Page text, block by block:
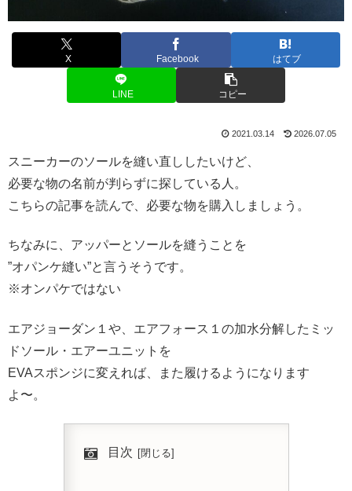
X Facebook はてブ
LINE コピー
2021.03.14 2026.07.05
スニーカーのソールを縫い直ししたいけど、
必要な物の名前が判らずに探している人。
こちらの記事を読んで、必要な物を購入しましょう。
ちなみに、アッパーとソールを縫うことを
”オパンケ縫い”と言うそうです。
※オンパケではない
エアジョーダン１や、エアフォース１の加水分解したミッ
ドソール・エアーユニットを
EVAスポンジに変えれば、また履けるようになります
よ〜。
目次